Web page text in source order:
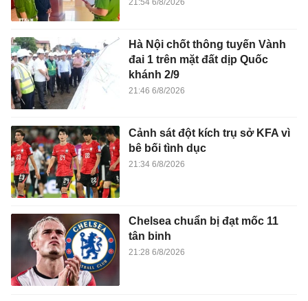
21:54 6/8/2026
Hà Nội chốt thông tuyến Vành
đai 1 trên mặt đất dịp Quốc
khánh 2/9
21:46 6/8/2026
Cảnh sát đột kích trụ sở KFA vì
bê bối tình dục
21:34 6/8/2026
Chelsea chuẩn bị đạt mốc 11
tân binh
21:28 6/8/2026